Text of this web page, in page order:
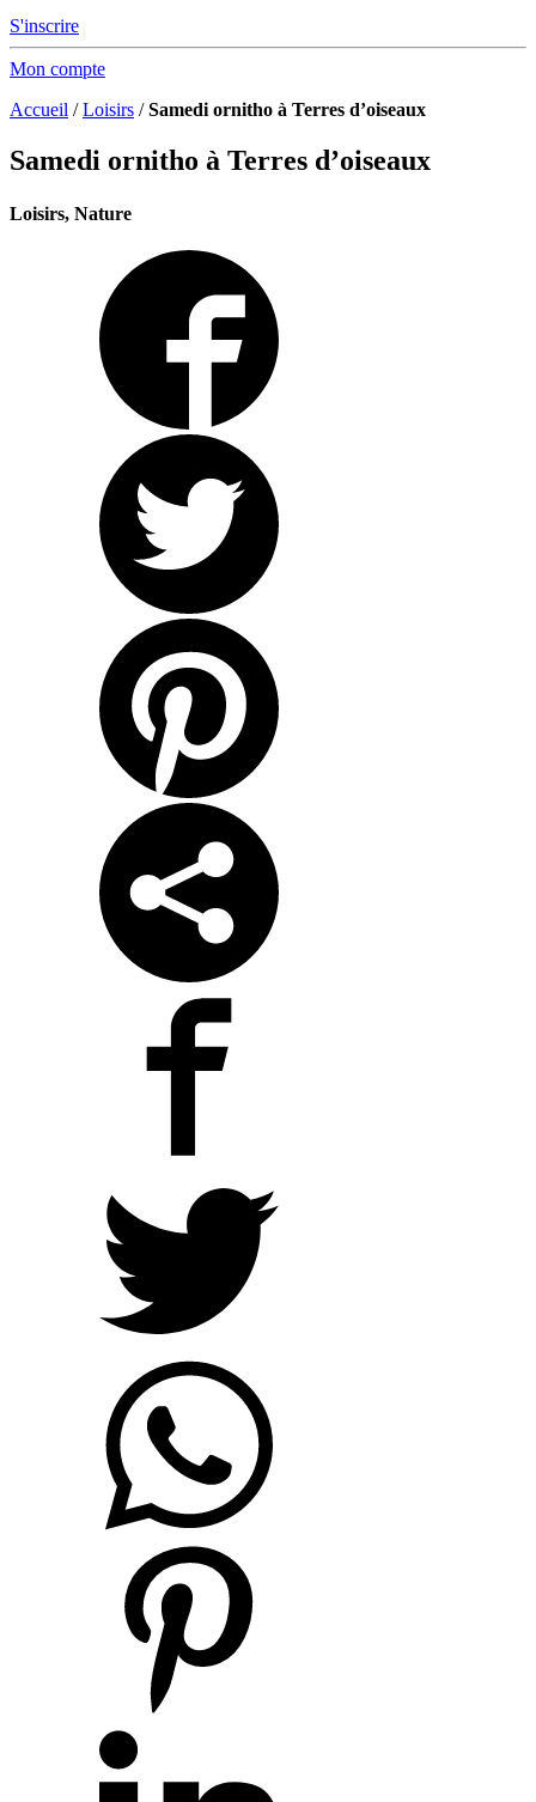
S'inscrire
Mon compte
Accueil /Loisirs /Samedi ornitho à Terres d’oiseaux
Samedi ornitho à Terres d’oiseaux
Loisirs, Nature